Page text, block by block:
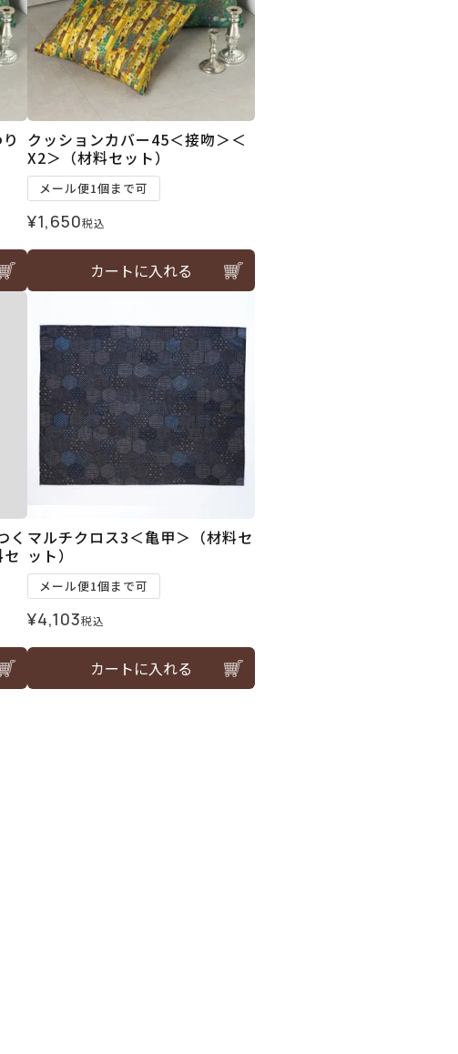
クッションカバー45＜接吻＞＜
X2＞（材料セット）
メール便1個まで可
¥1,650税込
カートに入れる
く マルチクロス3＜亀甲＞（材料セ
ット）
メール便1個まで可
¥4,103税込
カートに入れる